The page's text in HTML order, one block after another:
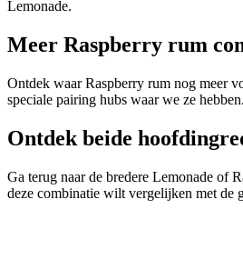
Lemonade.
Meer Raspberry rum
Ontdek waar Raspberry rum nog meer
speciale pairing hubs waar we ze hebben.
Ontdek beide
Ga terug naar de bredere Lemonade of
deze combinatie wilt vergelijken met de